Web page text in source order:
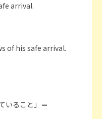
arrival.
of his safe arrival.
いること」＝